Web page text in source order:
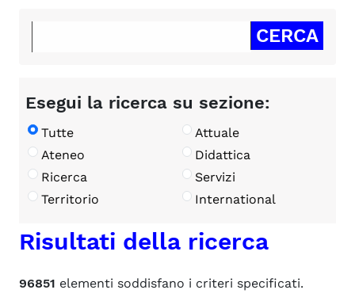
Esegui la ricerca su sezione:
Tutte
Attuale
Ateneo
Didattica
Ricerca
Servizi
Territorio
International
Risultati della ricerca
96851 elementi soddisfano i criteri specificati.